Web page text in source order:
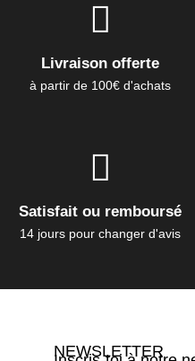
Livraison offerte
à partir de 100€ d'achats
Satisfait ou remboursé
14 jours pour changer d'avis
NEWSLETTER